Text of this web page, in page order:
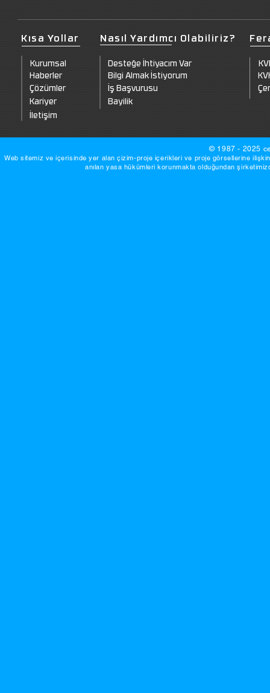
Kısa Yollar
Kurumsal
Haberler
Çözümler
Kariyer
İletişim
Nasıl Yardımcı Olabiliriz?
Desteğe İhtiyacım Var
Bilgi Almak İstiyorum
İş Başvurusu
Bayilik
© 1987 - 2025
Web sitemiz ve içerisinde yer alan çizim-proje içerikleri ve proje görsellerine
anılan yasa hükümleri korunmakta olduğundan